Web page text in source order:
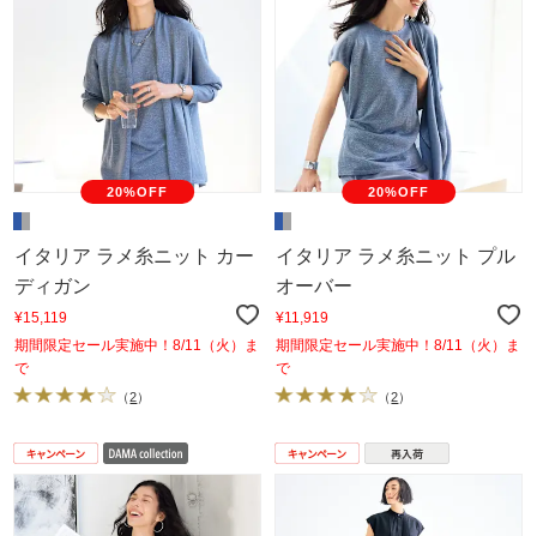
20%OFF
イタリア ラメ糸ニット カー
ディガン
¥15,119
期間限定セール実施中！8/11（火）ま
で
（2）
20%OFF
イタリア ラメ糸ニット プル
オーバー
¥11,919
期間限定セール実施中！8/11（火）ま
で
（2）